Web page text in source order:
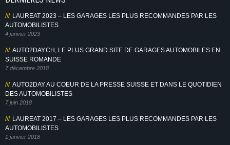
LAUREAT 2023 – LES GARAGES LES PLUS RECOMMANDES PAR LES
AUTOMOBILISTES
4 janvier 2023
AUTO2DAY.CH, LE PLUS GRAND SITE DE GARAGES AUTOMOBILES EN
SUISSE ROMANDE
7 décembre 2018
AUTO2DAY AU COEUR DE LA PRESSE SUISSE ET DANS LE QUOTIDIEN
DES AUTOMOBILISTES
7 juin 2018
LAUREAT 2017 – LES GARAGES LES PLUS RECOMMANDES PAR LES
AUTOMOBILISTES
1 janvier 2018